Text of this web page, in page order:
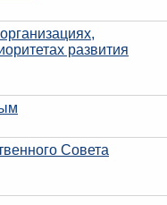
развития
Совета